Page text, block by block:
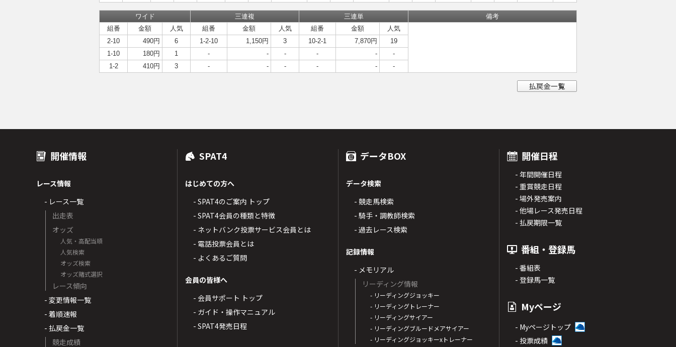
ワイド 三連複 三連単
備考
組番
金額 人気 組番 金額 人気 組番 金額
人気
2-10
490円 6 1-2-10 1,150円 3 10-2-1 7,870円
19
1-10
180円 1 - - - - -
-
1-2
410円 3 - - - - - -
開催情報
レース情報
- レース一覧
出走表
オッズ
人気・高配当順
人気検索
オッズ検索
オッズ賭式選択
レース傾向
- 変更情報一覧
- 着順速報
- 払戻金一覧
競走成績
SPAT4
はじめての方へ
- SPAT4のご案内 トップ
- SPAT4会員の種類と特徴
- ネットバンク投票サービス会員とは
- 電話投票会員とは
- よくあるご質問
会員の皆様へ
- 会員サポート トップ
- ガイド・操作マニュアル
- SPAT4発売日程
データBOX
データ検索
- 競走馬検索
- 騎手・調教師検索
- 過去レース検索
記録情報
- メモリアル
リーディング情報
- リーディングジョッキー
- リーディングトレーナー
- リーディングサイアー
- リーディングブルードメアサイアー
- リーディングジョッキーxトレーナー
開催日程
- 年間開催日程
- 重賞競走日程
- 場外発売案内
- 他場レース発売日程
- 払戻期限一覧
番組・登録馬
- 番組表
- 登録馬一覧
Myページ
- Myページトップ
- 投票成績